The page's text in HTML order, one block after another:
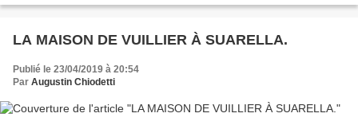
LA MAISON DE VUILLIER À SUARELLA.
Publié le 23/04/2019 à 20:54
Par Augustin Chiodetti